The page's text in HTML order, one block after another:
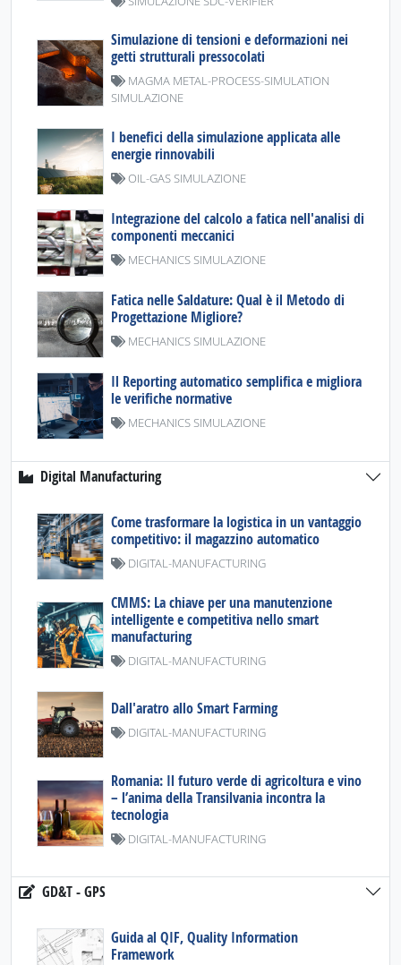
Simulazione di tensioni e deformazioni nei
getti strutturali pressocolati
MAGMA METAL-PROCESS-SIMULATION
SIMULAZIONE
I benefici della simulazione applicata alle
energie rinnovabili
OIL-GAS SIMULAZIONE
Integrazione del calcolo a fatica nell'analisi di
componenti meccanici
MECHANICS SIMULAZIONE
Fatica nelle Saldature: Qual è il Metodo di
Progettazione Migliore?
MECHANICS SIMULAZIONE
Il Reporting automatico semplifica e migliora
le verifiche normative
MECHANICS SIMULAZIONE
Digital Manufacturing
Come trasformare la logistica in un vantaggio
competitivo: il magazzino automatico
DIGITAL-MANUFACTURING
CMMS: La chiave per una manutenzione
intelligente e competitiva nello smart
manufacturing
DIGITAL-MANUFACTURING
Dall'aratro allo Smart Farming
DIGITAL-MANUFACTURING
Romania: Il futuro verde di agricoltura e vino
– l’anima della Transilvania incontra la
tecnologia
DIGITAL-MANUFACTURING
GD&T - GPS
Guida al QIF, Quality Information
Framework